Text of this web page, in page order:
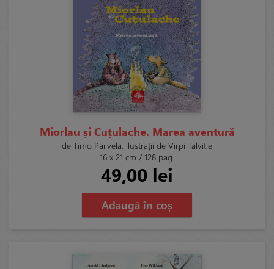
Miorlau și Cuțulache. Marea aventură
de Timo Parvela, ilustrații de Virpi Talvitie
16 x 21 cm / 128 pag.
49,00 lei
Adaugă în coș